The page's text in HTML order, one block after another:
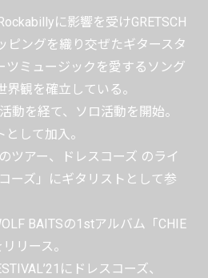
に影響を受けGRETSCH
ピングを織り交ぜたギタースタ
ツミュージックを愛するソング
観を確立している。
を経て、ソロ活動を開始。
として加入。
アー、ドレスコーズ のライ
ーズ」にギタリストとして参
BAITSの1stアルバム「CHIE
リース。
にドレスコーズ、